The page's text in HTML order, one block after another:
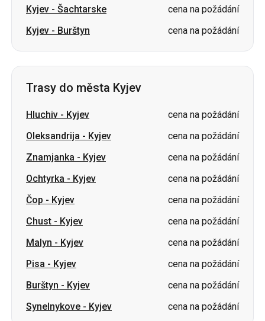
Trasy do města Kyjev
Hluchiv-Kyjev
cena na požádání
Znamjanka -Kyjev
Ochtyrka-Kyjev
cena na požádání
Čop-Kyjev
cena na požádání
Chust-Kyjev
cena na požádání
Malyn-Kyjev
cena na požádání
Pisa-Kyjev
cena na požádání
Burštyn-Kyjev
cena na požádání
Synelnykove- cena na požádání
Trasy z města Slunečné pobřeží